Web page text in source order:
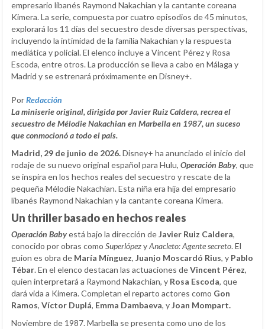
empresario libanés Raymond Nakachian y la cantante coreana
Kimera. La serie, compuesta por cuatro episodios de 45 minutos,
explorará los 11 días del secuestro desde diversas perspectivas,
incluyendo la intimidad de la familia Nakachian y la respuesta
mediática y policial. El elenco incluye a Vincent Pérez y Rosa
Escoda, entre otros. La producción se lleva a cabo en Málaga y
Madrid y se estrenará próximamente en Disney+.
PorRedacción
La miniserie original, dirigida por Javier Ruiz Caldera, recrea el
secuestro de Mélodie Nakachian en Marbella en 1987, un suceso
que conmocionó a todo el país.
Madrid, 29 de junio de 2026.Disney+ ha anunciado el inicio del
rodaje de su nuevo original español para Hulu, Operación Baby, que
se inspira en los hechos reales del secuestro y rescate de la
pequeña Mélodie Nakachian. Esta niña era hija del empresario
libanés Raymond Nakachian y la cantante coreana Kimera.
Un thriller basado en hechos reales
Operación Babyestá bajo la dirección deJavier Ruiz Caldera,
conocido por obras como SuperlópezyAnacleto: Agente secreto. El
guion es obra de María Mínguez, Juanjo Moscardó Rius, y Pablo
Tébar. En el elenco destacan las actuaciones deVincent Pérez,
quien interpretará a Raymond Nakachian, y Rosa Escoda, que
dará vida a Kimera. Completan el reparto actores como Gon
Ramos, Víctor Duplá, Emma Dambaeva, yJoan Mompart.
Noviembre de 1987. Marbella se presenta como uno de los